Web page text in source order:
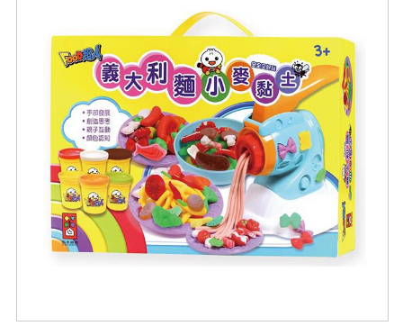
HOT
批發會員大招募，輕鬆實現財富自由!
老師您好!!幼教會員火熱招募中~
海外購物免煩惱！點我查看『海外購物流程說明』